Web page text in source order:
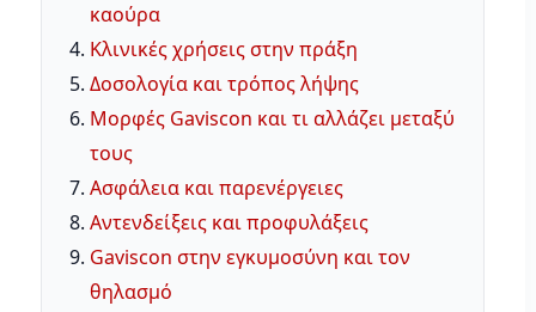
καούρα
Κλινικές χρήσεις στην πράξη
Δοσολογία και τρόπος λήψης
Μορφές Gaviscon και τι αλλάζει μεταξύ
τους
Ασφάλεια και παρενέργειες
Αντενδείξεις και προφυλάξεις
Gaviscon στην εγκυμοσύνη και τον
θηλασμό